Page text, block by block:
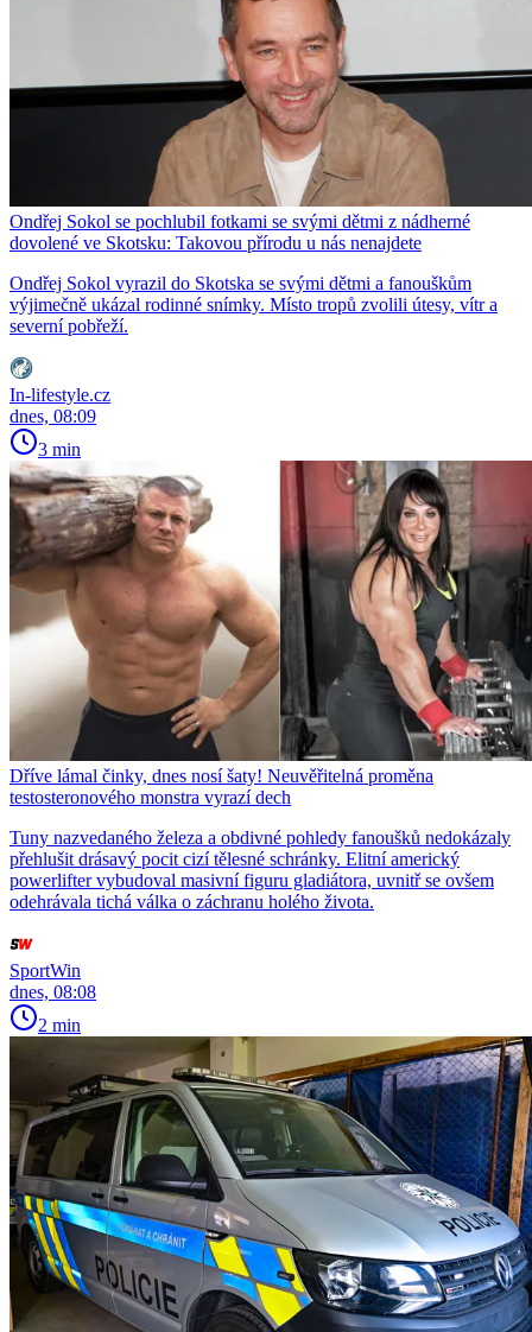
Ondřej Sokol se pochlubil fotkami se svými dětmi z nádherné
dovolené ve Skotsku: Takovou přírodu u nás nenajdete
Ondřej Sokol vyrazil do Skotska se svými dětmi a fanouškům
výjimečně ukázal rodinné snímky. Místo tropů zvolili útesy, vítr a
severní pobřeží.
In-lifestyle.cz
dnes, 08:09
3 min
Dříve lámal činky, dnes nosí šaty! Neuvěřitelná proměna
testosteronového monstra vyrazí dech
Tuny nazvedaného železa a obdivné pohledy fanoušků nedokázaly
přehlušit drásavý pocit cizí tělesné schránky. Elitní americký
powerlifter vybudoval masivní figuru gladiátora, uvnitř se ovšem
odehrávala tichá válka o záchranu holého života.
SportWin
dnes, 08:08
2 min